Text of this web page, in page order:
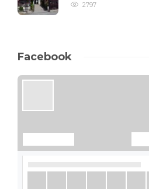
2797
Facebook